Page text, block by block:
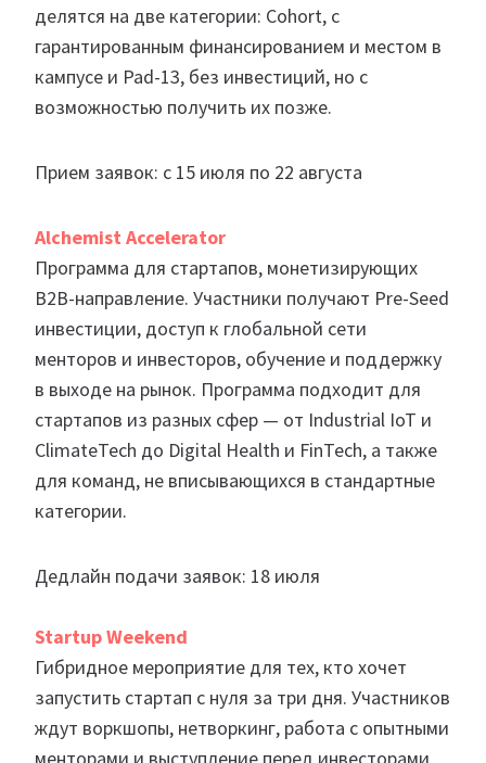
делятся на две категории: Cohort, с
гарантированным финансированием и местом в
кампусе и Pad-13, без инвестиций, но с
возможностью получить их позже.
Прием заявок: с 15 июля по 22 августа
Alchemist Accelerator
Программа для стартапов, монетизирующих
B2B-направление. Участники получают Pre-Seed
инвестиции, доступ к глобальной сети
менторов и инвесторов, обучение и поддержку
в выходе на рынок. Программа подходит для
стартапов из разных сфер — от Industrial IoT и
ClimateTech до Digital Health и FinTech, а также
для команд, не вписывающихся в стандартные
категории.
Дедлайн подачи заявок: 18 июля
Startup Weekend
Гибридное мероприятие для тех, кто хочет
запустить стартап с нуля за три дня. Участников
ждут воркшопы, нетворкинг, работа с опытными